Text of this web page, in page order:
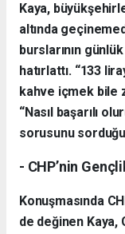
Kaya,
altında
burslarının
hatırlattı. “133
kahve içmek bile
“Nasıl başarılı
sorusunu
- CHP’nin
Konuşmasında
de değinen Kaya,